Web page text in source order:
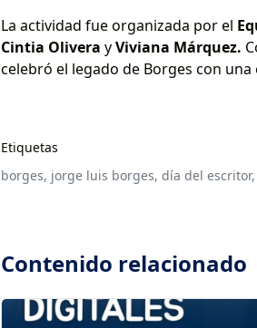
La actividad fue organizada por el
Cintia Olivera yViviana Márquez.
celebró el legado de Borges con
Etiquetas
borges, jorge luis borges, día del escritor,
Contenido relacionado